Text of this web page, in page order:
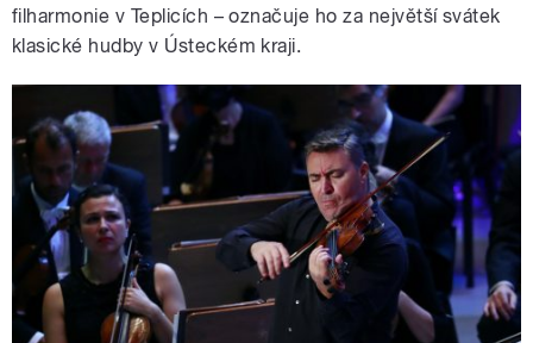
filharmonie v Teplicích – označuje ho za největší svátek
klasické hudby v Ústeckém kraji.